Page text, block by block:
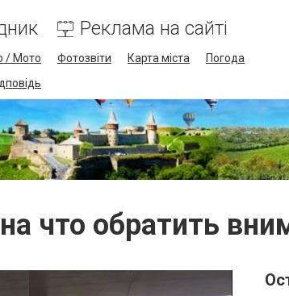
Реклама на сайті
/ Мото Фотозвіти Карта міста
Погода
что обратить